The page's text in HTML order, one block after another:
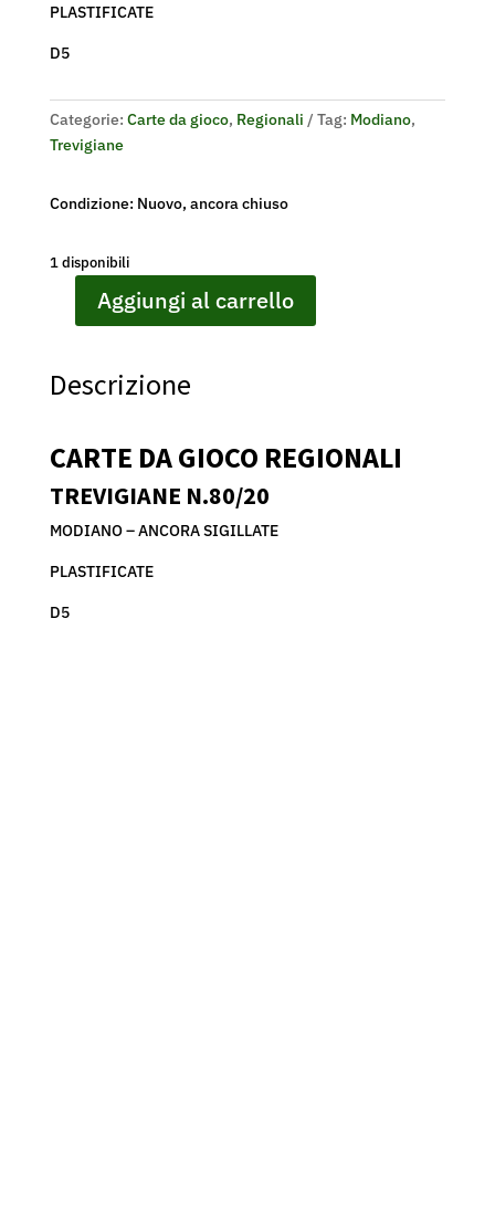
PLASTIFICATE
D5
Categorie: Carte da gioco, Regionali Tag: Modiano,
Trevigiane
Condizione: Nuovo, ancora chiuso
1 disponibili
REGIONALI
MODIANO
quantità
Aggiungi al carrello
Descrizione
CARTE DA GIOCO REGIONALI
TREVIGIANE N.80/20
MODIANO – ANCORA SIGILLATE
PLASTIFICATE
D5